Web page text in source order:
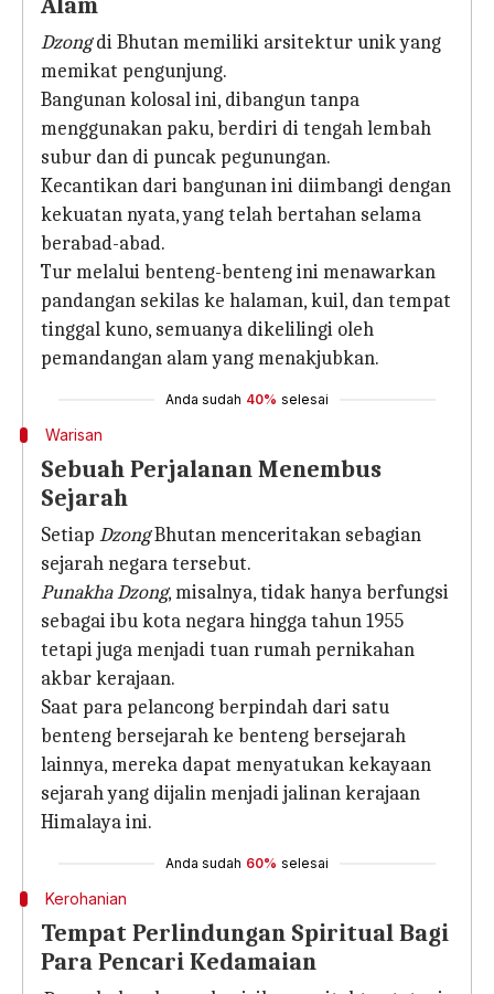
Dzongdi Bhutan memiliki arsitektur unik yang
memikat pengunjung.
Bangunan kolosal ini, dibangun tanpa
menggunakan paku, berdiri di tengah lembah
subur dan di puncak pegunungan.
Kecantikan dari bangunan ini diimbangi dengan
kekuatan nyata, yang telah bertahan selama
berabad-abad.
Tur melalui benteng-benteng ini menawarkan
pandangan sekilas ke halaman, kuil, dan tempat
tinggal kuno, semuanya dikelilingi oleh
pemandangan alam yang menakjubkan.
Anda sudah 40% selesai
Warisan
Sebuah Perjalanan Menembus
Sejarah
Setiap DzongBhutan menceritakan sebagian
sejarah negara tersebut.
Punakha Dzong, misalnya, tidak hanya berfungsi
sebagai ibu kota negara hingga tahun 1955
tetapi juga menjadi tuan rumah pernikahan
akbar kerajaan.
Saat para pelancong berpindah dari satu
benteng bersejarah ke benteng bersejarah
lainnya, mereka dapat menyatukan kekayaan
sejarah yang dijalin menjadi jalinan kerajaan
Himalaya ini.
Anda sudah 60% selesai
Kerohanian
Tempat Perlindungan Spiritual Bagi
Para Pencari Kedamaian